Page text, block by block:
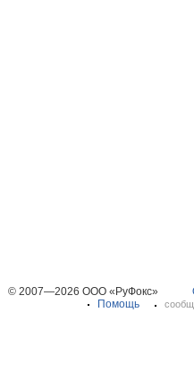
© 2007—2026 ООО «РуФокс»
Помощь